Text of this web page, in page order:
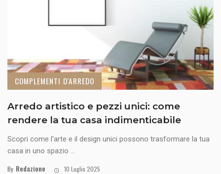
COMPLEMENTI D'ARREDO
Arredo artistico e pezzi unici: come
rendere la tua casa indimenticabile
Scopri come l'arte e il design unici possono trasformare la tua
casa in uno spazio ...
By Redazione 10 Luglio 2025